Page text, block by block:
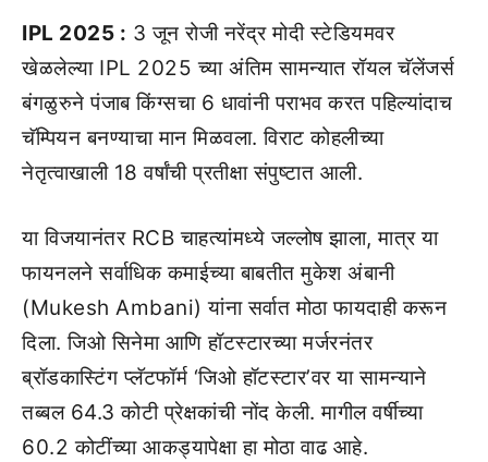
IPL 2025 : 3 जून रोजी नरेंद्र मोदी स्टेडियमवर
खेळलेल्या IPL 2025 च्या अंतिम सामन्यात रॉयल चॅलेंजर्स
बंगळुरुने पंजाब किंग्सचा 6 धावांनी पराभव करत पहिल्यांदाच
चॅम्पियन बनण्याचा मान मिळवला. विराट कोहलीच्या
नेतृत्वाखाली 18 वर्षांची प्रतीक्षा संपुष्टात आली.
या विजयानंतर RCB चाहत्यांमध्ये जल्लोष झाला, मात्र या
फायनलने सर्वाधिक कमाईच्या बाबतीत मुकेश अंबानी
(Mukesh Ambani) यांना सर्वात मोठा फायदाही करून
दिला. जिओ सिनेमा आणि हॉटस्टारच्या मर्जरनंतर
ब्रॉडकास्टिंग प्लॅटफॉर्म ‘जिओ हॉटस्टार’वर या सामन्याने
तब्बल 64.3 कोटी प्रेक्षकांची नोंद केली. मागील वर्षीच्या
60.2 कोटींच्या आकड्यापेक्षा हा मोठा वाढ आहे.